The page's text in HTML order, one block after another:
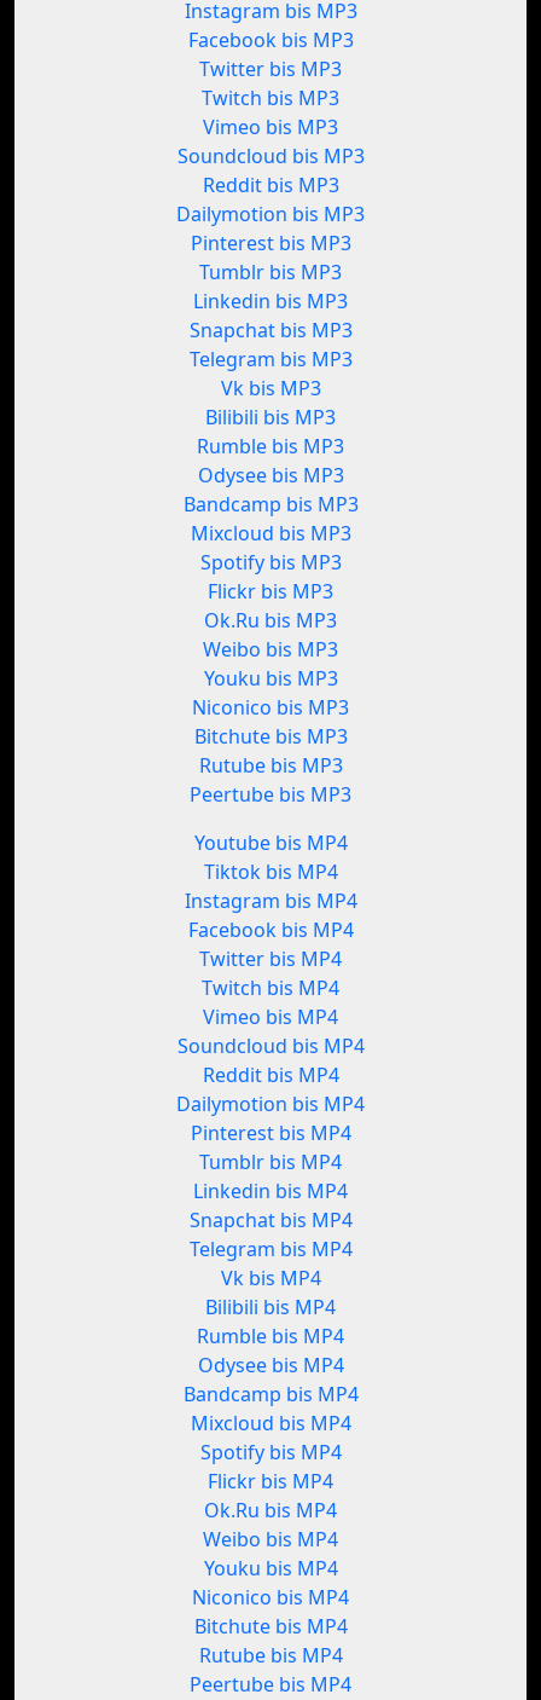
Instagram bis MP3
Facebook bis MP3
Twitter bis MP3
Twitch bis MP3
Vimeo bis MP3
Soundcloud bis MP3
Reddit bis MP3
Dailymotion bis MP3
Pinterest bis MP3
Tumblr bis MP3
Linkedin bis MP3
Snapchat bis MP3
Telegram bis MP3
Vk bis MP3
Bilibili bis MP3
Rumble bis MP3
Odysee bis MP3
Bandcamp bis MP3
Mixcloud bis MP3
Spotify bis MP3
Flickr bis MP3
Ok.Ru bis MP3
Weibo bis MP3
Youku bis MP3
Niconico bis MP3
Bitchute bis MP3
Rutube bis MP3
Peertube bis MP3
Youtube bis MP4
Tiktok bis MP4
Instagram bis MP4
Facebook bis MP4
Twitter bis MP4
Twitch bis MP4
Vimeo bis MP4
Soundcloud bis MP4
Reddit bis MP4
Dailymotion bis MP4
Pinterest bis MP4
Tumblr bis MP4
Linkedin bis MP4
Snapchat bis MP4
Telegram bis MP4
Vk bis MP4
Bilibili bis MP4
Rumble bis MP4
Odysee bis MP4
Bandcamp bis MP4
Mixcloud bis MP4
Spotify bis MP4
Flickr bis MP4
Ok.Ru bis MP4
Weibo bis MP4
Youku bis MP4
Niconico bis MP4
Bitchute bis MP4
Rutube bis MP4
Peertube bis MP4